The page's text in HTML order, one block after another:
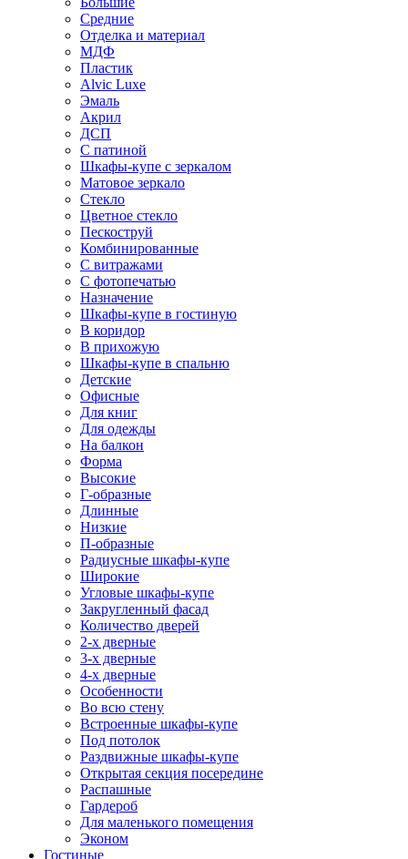
Средние
Отделка и материал
МДФ
Пластик
Alvic Luxe
Эмаль
Акрил
ДСП
С патиной
Шкафы-купе с зеркалом
Матовое зеркало
Стекло
Цветное стекло
Пескоструй
Комбинированные
С витражами
С фотопечатью
Назначение
Шкафы-купе в гостиную
В коридор
В прихожую
Шкафы-купе в спальню
Детские
Офисные
Для книг
Для одежды
На балкон
Форма
Высокие
Г-образные
Длинные
Низкие
П-образные
Радиусные шкафы-купе
Широкие
Угловые шкафы-купе
Закругленный фасад
Количество дверей
2-х дверные
3-х дверные
4-х дверные
Особенности
Во всю стену
Встроенные шкафы-купе
Под потолок
Раздвижные шкафы-купе
Открытая секция посередине
Распашные
Гардероб
Для маленького помещения
Эконом
Гостиные